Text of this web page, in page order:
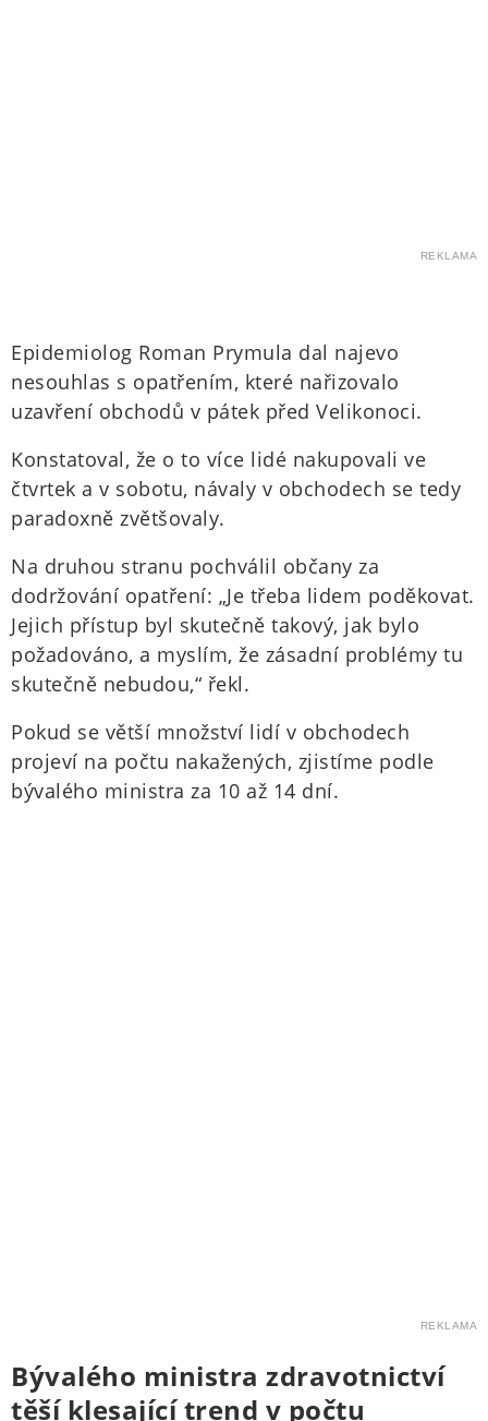
REKLAMA
Epidemiolog Roman Prymula dal najevo
nesouhlas s opatřením, které nařizovalo
uzavření obchodů v pátek před Velikonoci.
Konstatoval, že o to více lidé nakupovali ve
čtvrtek a v sobotu, návaly v obchodech se tedy
paradoxně zvětšovaly.
Na druhou stranu pochválil občany za
dodržování opatření: „Je třeba lidem poděkovat.
Jejich přístup byl skutečně takový, jak bylo
požadováno, a myslím, že zásadní problémy tu
skutečně nebudou,“ řekl.
Pokud se větší množství lidí v obchodech
projeví na počtu nakažených, zjistíme podle
bývalého ministra za 10 až 14 dní.
REKLAMA
Bývalého ministra zdravotnictví
těší klesající trend v počtu